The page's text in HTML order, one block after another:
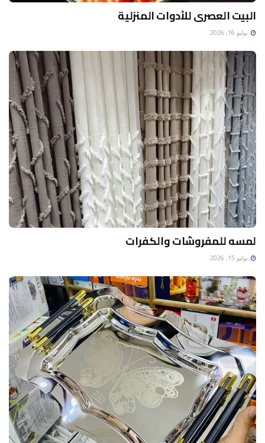
البيت العصرى للأدوات المنزلية
يوليو 16, 2026
لمسه للمفروشات والكفرات
يوليو 15, 2026